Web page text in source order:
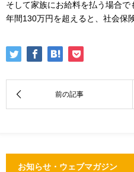
そして家族にお給料を払う場合で
年間130万円を超えると、社会保
お知らせ・ウェブマガジン